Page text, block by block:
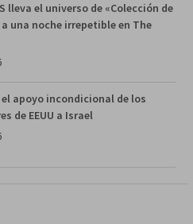
lleva el universo de «Colección de
a una noche irrepetible en The
apoyo incondicional de los
de EEUU a Israel